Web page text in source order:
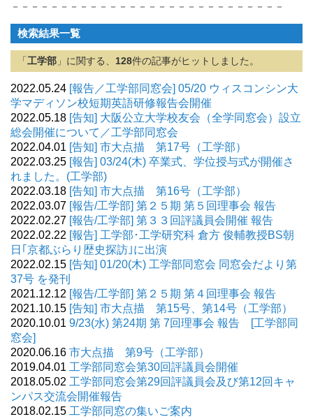
－－－－－－－－－－－－－－－－－－－－－－－－－－－－
検索結果一覧
「 工学部 」に関する、 128件の記事がヒットしました。
2022.05.24 [報告／工学部同窓会] 05/20 ウィスコンシン大
学マディソン校短期英語研修報告会開催
2022.05.18 [告知] 大阪公立大学校友会（全学同窓会）設立
総会開催について／工学部同窓会
2022.04.01 [告知] 市大点描 第17号（工学部）
2022.03.25 [報告] 03/24(木) 卒業式、学位授与式が開催さ
れました。(工学部)
2022.03.18 [告知] 市大点描 第16号（工学部）
2022.03.07 [報告/工学部] 第２５期 第５回理事会 報告
2022.02.27 [報告/工学部] 第３３回評議員会開催 報告
2022.02.22 [報告] 工学部･工学研究科 倉方 俊輔教授BS朝
日｢京都ぶらり歴史探訪｣に出演
2022.02.15 [告知] 01/20(木) 工学部同窓会 同窓会だより第
37号 を発刊
2021.12.12 [報告/工学部] 第２５期 第４回理事会 報告
2021.10.15 [告知] 市大点描 第15号、第14号（工学部）
2020.10.01 9/23(水) 第24期 第 7回理事会 報告 [工学部同
窓会]
2020.06.16 市大点描 第9号（工学部）
2019.04.01 工学部同窓会第30回評議員会開催
2018.05.02 工学部同窓会第29回評議員会及び第12回キャ
ンパス交流会開催報告
2018.02.15 工学部同窓の集いご案内